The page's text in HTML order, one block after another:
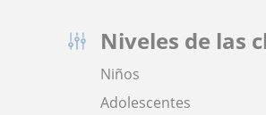
Niveles de las
Niños
Adolescentes